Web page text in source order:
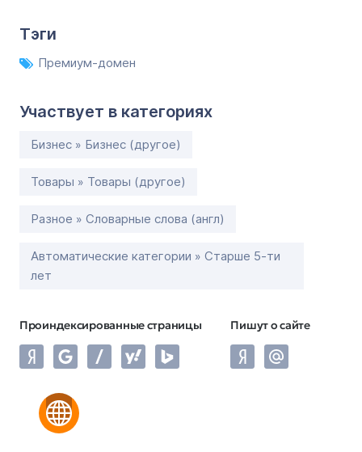
Тэги
Премиум-домен
Участвует в категориях
Бизнес » Бизнес (другое)
Товары » Товары (другое)
Разное » Словарные слова (англ)
Автоматические категории » Старше 5-ти
лет
Проиндексированные страницы Пишут о сайте